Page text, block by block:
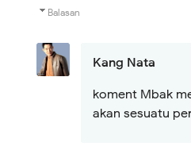
Balasan
Kang Nata
koment Mbak
akan sesuatu